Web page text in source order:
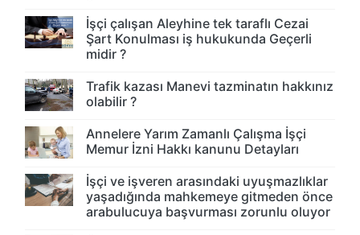
İşçi çalışan Aleyhine tek taraflı Cezai
Şart Konulması iş hukukunda Geçerli
midir ?
Trafik kazası Manevi tazminatın hakkınız
olabilir ?
Annelere Yarım Zamanlı Çalışma İşçi
Memur İzni Hakkı kanunu Detayları
İşçi ve işveren arasındaki uyuşmazlıklar
yaşadığında mahkemeye gitmeden önce
arabulucuya başvurması zorunlu oluyor